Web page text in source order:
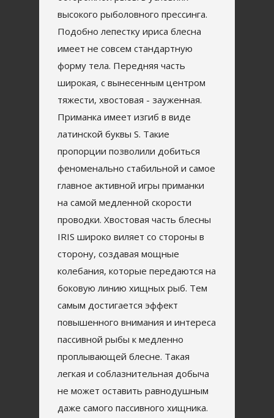
высокого рыболовного прессинга.
Подобно лепестку ириса блесна
имеет не совсем стандартную
форму тела. Передняя часть
широкая, с вынесенным центром
тяжести, хвостовая - зауженная.
Приманка имеет изгиб в виде
латинской буквы S. Такие
пропорции позволили добиться
феноменально стабильной и самое
главное активной игры приманки
на самой медленной скорости
проводки. Хвостовая часть блесны
IRIS широко виляет со стороны в
сторону, создавая мощные
колебания, которые передаются на
боковую линию хищных рыб. Тем
самым достигается эффект
повышенного внимания и интереса
пассивной рыбы к медленно
проплывающей блесне. Такая
легкая и соблазнительная добыча
не может оставить равнодушным
даже самого пассивного хищника.